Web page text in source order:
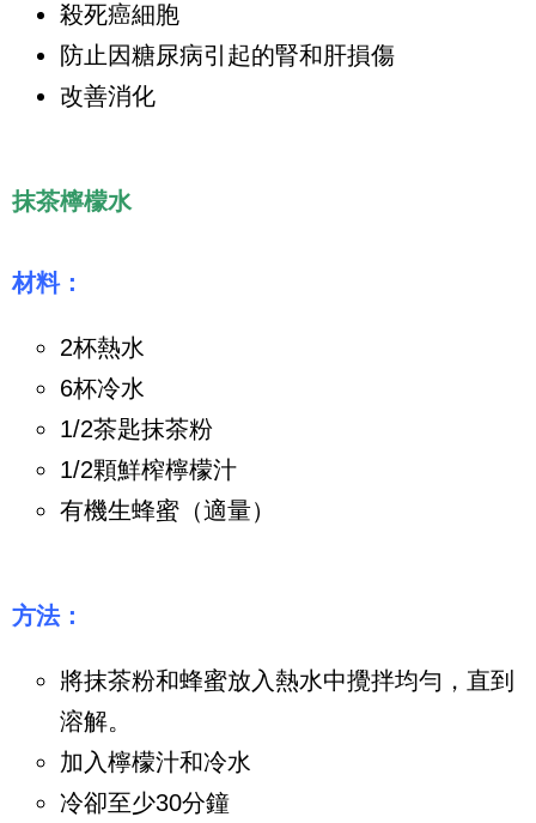
殺死癌細胞
防止因糖尿病引起的腎和肝損傷
改善消化
抹茶檸檬水
材料：
2杯熱水
6杯冷水
1/2茶匙抹茶粉
1/2顆鮮榨檸檬汁
有機生蜂蜜（適量）
方法：
將抹茶粉和蜂蜜放入熱水中攪拌均勻，直到
溶解。
加入檸檬汁和冷水
冷卻至少30分鐘